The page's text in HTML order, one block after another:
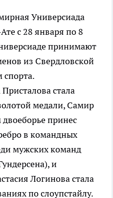
Универсиада
с 28 января по 8
принимают
из Свердловской
спорта.
стала
медали, Самир
принес
в командных
мужских команд
и
Логинова стала
по слоупстайлу.